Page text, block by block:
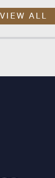
VIEW ALL